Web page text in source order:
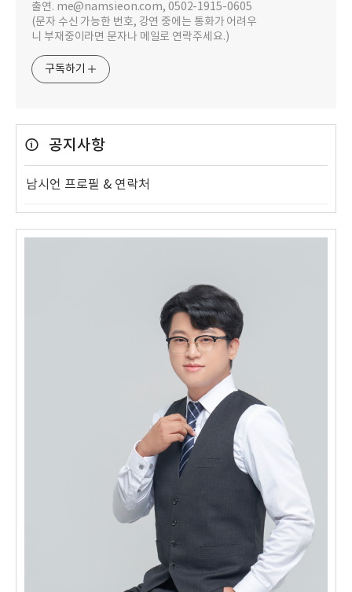
출연. me@namsieon.com, 0502-1915-0605
(문자 수신 가능한 번호, 강연 중에는 통화가 어려우
니 부재중이라면 문자나 메일로 연락주세요.)
구독하기
공지사항
남시언 프로필 & 연락처